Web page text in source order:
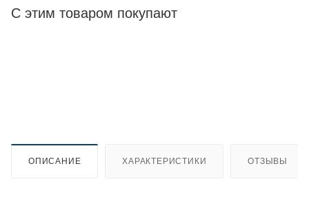
С этим товаром покупают
ОПИСАНИЕ ХАРАКТЕРИСТИКИ ОТЗЫВЫ